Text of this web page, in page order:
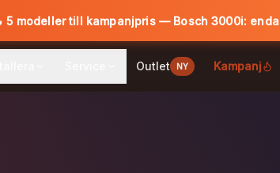
5 modeller till kampanjpris — Bosch 3000i:
Outlet NY Kampanj